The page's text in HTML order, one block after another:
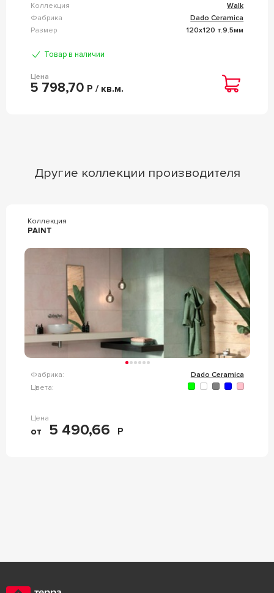
Коллекция
Walk
Фабрика
Dado Ceramica
Размер
120x120 т.9.5мм
Товар в наличии
Цена
5 798,70 Р / кв.м.
Другие коллекции производителя
Коллекция
PAINT
Фабрика:
Dado Ceramica
Цвета:
Цена
от 5 490,66 Р